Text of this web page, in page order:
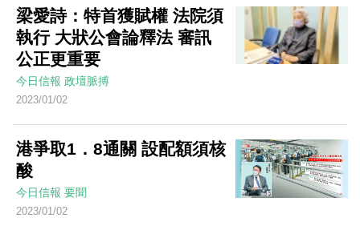
梁愛詩：特首獲賦權 法院須
執行 大狀公會論釋法 審訊
公正更重要
今日信報 政壇脈搏
2023/01/02
港爭取1．8通關 設配額須核
酸
今日信報 要聞
2023/01/02